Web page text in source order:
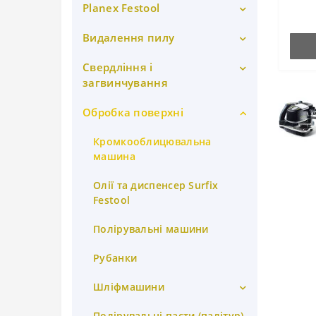
Domino Фрезери
Domino аксесуари
Planex Festool
PLANEX інструмент
PLANEX аксесуари
Шліфувальний папір Granat
Видалення пилу
Сепаратори для великих
фракцій
Пиловидаляючі апарати
Мішки-пилозбірники
Свердління і
загвинчування
Дрилі
Перфоратори
Аксесуари
Обробка поверхні
Кромкооблицювальна
машина
Олії та диспенсер Surfix
Festool
Полірувальні машини
Рубанки
Шліфмашини